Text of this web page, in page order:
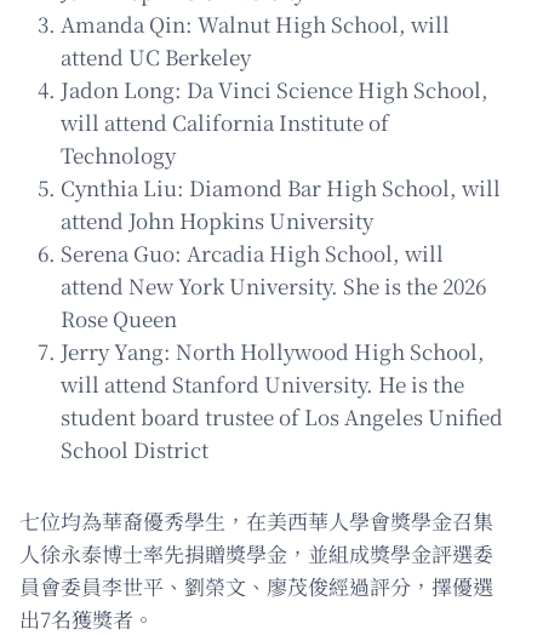
Amanda Qin: Walnut High School, will
attend UC Berkeley
Jadon Long: Da Vinci Science High School,
will attend California Institute of
Technology
Cynthia Liu: Diamond Bar High School, will
attend John Hopkins University
Serena Guo: Arcadia High School, will
attend New York University. She is the 2026
Rose Queen
Jerry Yang: North Hollywood High School,
will attend Stanford University. He is the
student board trustee of Los Angeles Unified
School District
七位均為華裔優秀學生，在美西華人學會獎學金召集
人徐永泰博士率先捐贈獎學金，並組成獎學金評選委
員會委員李世平、劉榮文、廖茂俊經過評分，擇優選
出7名獲獎者。